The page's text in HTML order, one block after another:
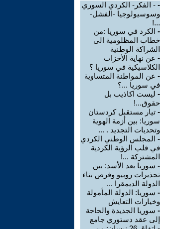
- - الفكر- الكردي السوري
وسوسيولوجيا -الفشل-
...!
- الكرد في سوريا :من
خطاب المظلومية الى
الشراكة الوطنية
- عن نهاية الأحزاب
الكلاسيكية في سوريا ؟
- عن المواطنة المتساوية
في سوريا ...؟
- ليست اكاذيب بل
حقوق...!
- تيار مستقبل كردستان
سوريا: بين أزمة الهوية
وتحديات التجديد . ...
- المجلس الوطني الكردي
في قلب الرؤية الكردية
المشتركة ...!
- سوريا بعد الأسد: بين
تحذيرات روبيو وفرص بناء
الدولة الديمقرا ...
- سوريا: الدولة المأمولة
وخيارات التعايش
- سوريا الجديدة والحاجة
إلى عقد دستوري جامع